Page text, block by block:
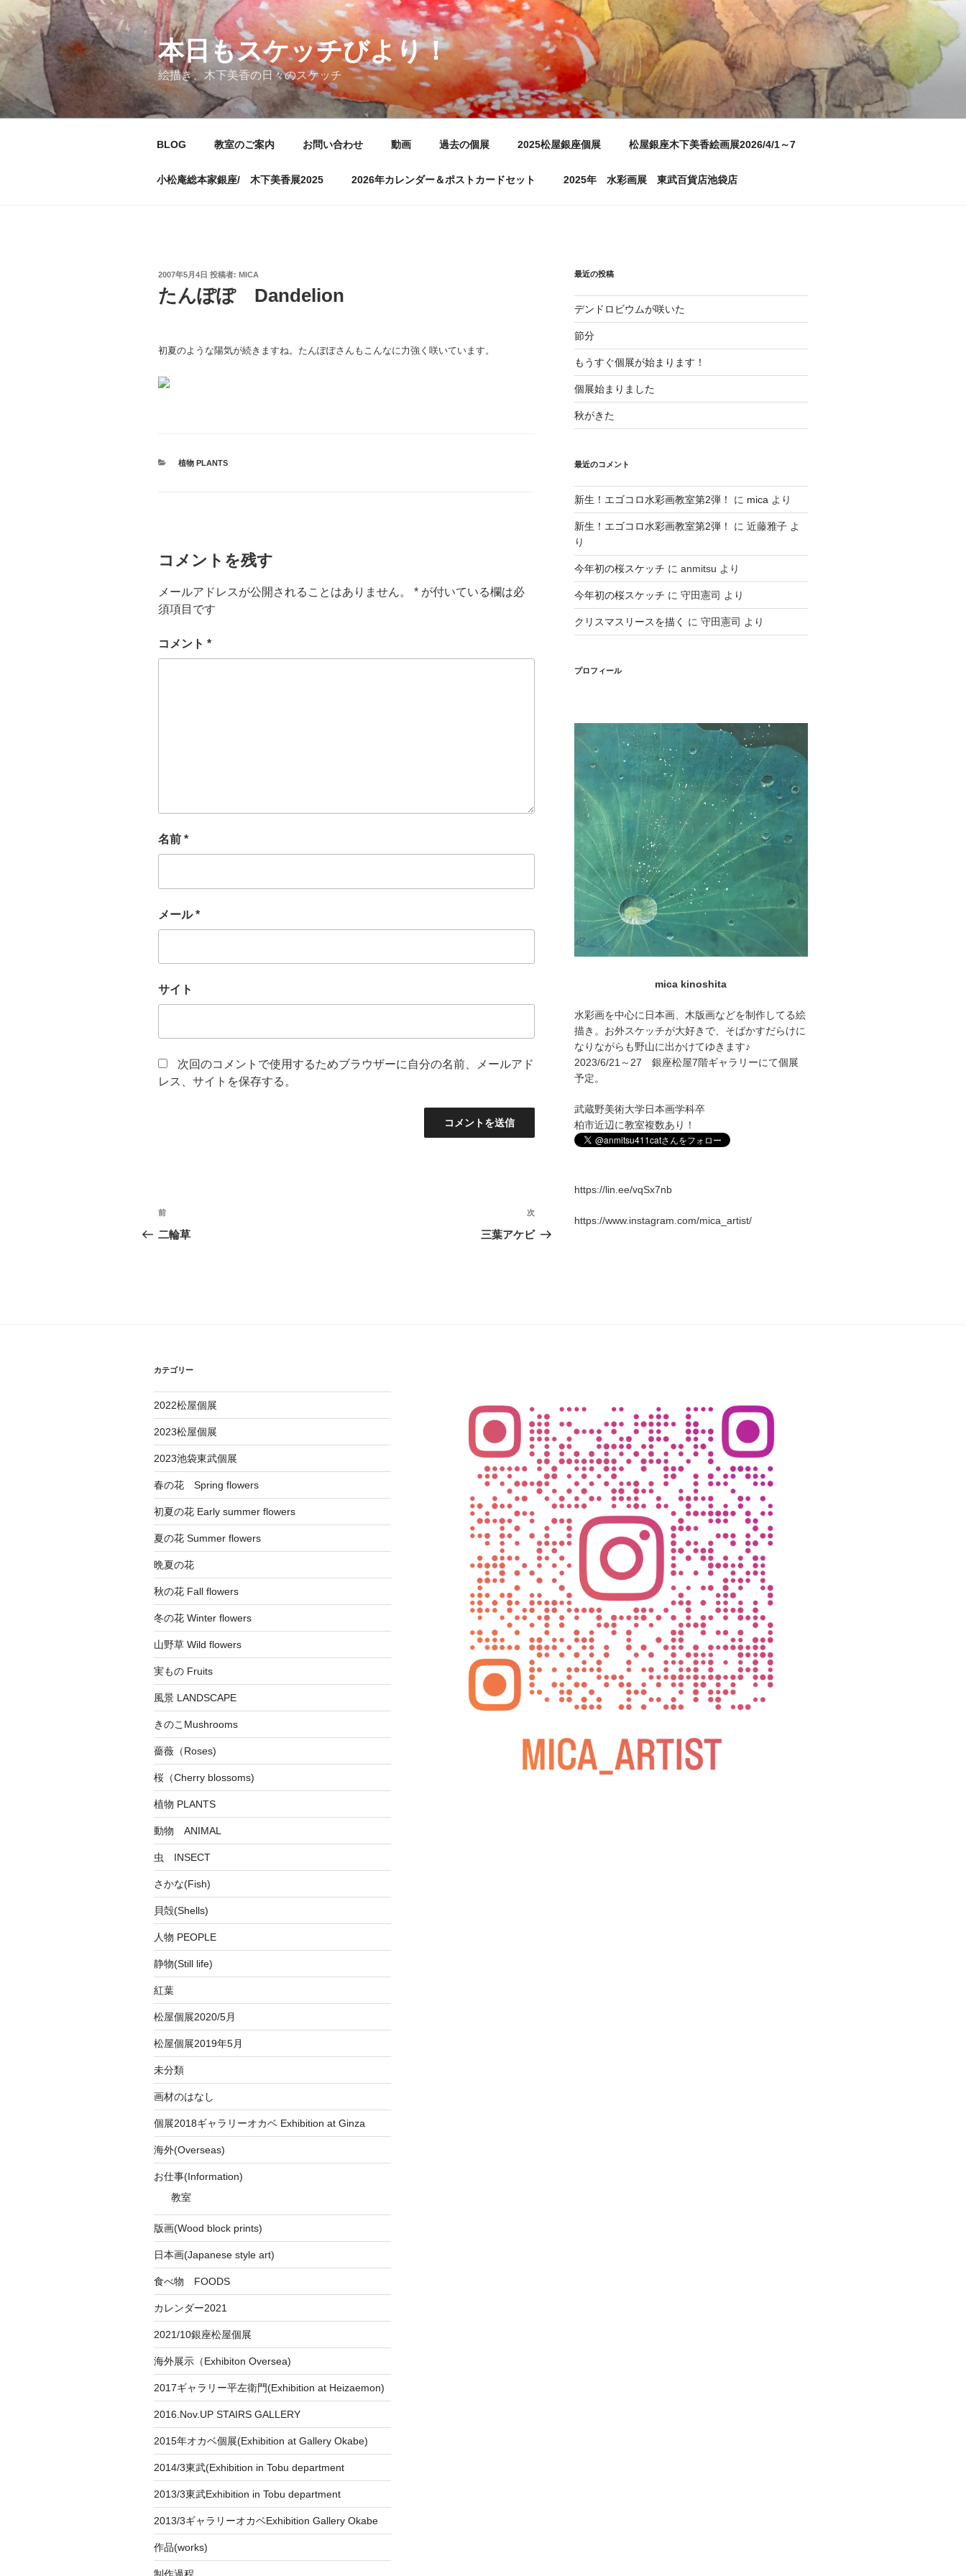
ン
テ
ン
ツ
へ
本日もスケッチびより！
絵描き、木下美香の日々のスケッチ
BLOG 教室のご案内 お問い合わせ 動画 過去の個展 2025松屋銀座個展 松屋銀座木下美香絵画展2026/4/1～7
小松庵総本家銀座/ 木下美香展2025 2026年カレンダー＆ポストカードセット 2025年 水彩画展 東武百貨店池袋店
投
稿
日:
2007年5月4日 投稿者: MICA
たんぽぽ Dandelion
初夏のような陽気が続きますね。たんぽぽさんもこんなに力強く咲いています。
カ
植物 PLANTS
コメントを残す
メールアドレスが公開されることはありません。 * が付いている欄は必
須項目です
コメント *
名前 *
メール*
サイト
次回のコメントで使用するためブラウザーに自分の名前、メールアド
レス、サイトを保存する。
投
稿
シ
ョ
ン
過
去
前
二輪草
次
の
次
三葉アケビ
最近の投稿
デンドロビウムが咲いた
節分
もうすぐ個展が始まります！
個展始まりました
秋がきた
最近のコメント
新生！エゴコロ水彩画教室第2弾！ に mica より
新生！エゴコロ水彩画教室第2弾！ に 近藤雅子よ
り
今年初の桜スケッチ に anmitsu より
今年初の桜スケッチ に 守田憲司 より
クリスマスリースを描く に 守田憲司 より
プロフィール
mica kinoshita
水彩画を中心に日本画、木版画などを制作してる絵
描き。お外スケッチが大好きで、そばかすだらけに
なりながらも野山に出かけてゆきます♪
2023/6/21～27 銀座松屋7階ギャラリーにて個展
予定。
武蔵野美術大学日本画学科卒
柏市近辺に教室複数あり！
https://lin.ee/vqSx7nb
https://www.instagram.com/mica_artist/
カテゴリー
2022松屋個展
2023松屋個展
2023池袋東武個展
春の花 Spring flowers
初夏の花 Early summer flowers
夏の花 Summer flowers
晩夏の花
秋の花 Fall flowers
冬の花 Winter flowers
山野草 Wild flowers
実もの Fruits
風景 LANDSCAPE
きのこMushrooms
薔薇（Roses)
桜（Cherry blossoms)
植物 PLANTS
動物 ANIMAL
虫 INSECT
さかな(Fish)
貝殻(Shells)
人物 PEOPLE
静物(Still life)
紅葉
松屋個展2020/5月
松屋個展2019年5月
未分類
画材のはなし
個展2018ギャラリーオカベ Exhibition at Ginza
海外(Overseas)
お仕事(Information)
教室
版画(Wood block prints)
日本画(Japanese style art)
食べ物 FOODS
カレンダー2021
2021/10銀座松屋個展
海外展示（Exhibiton Oversea)
2017ギャラリー平左衛門(Exhibition at Heizaemon)
2016.Nov.UP STAIRS GALLERY
2015年オカベ個展(Exhibition at Gallery Okabe)
2014/3東武(Exhibition in Tobu department
2013/3東武Exhibition in Tobu department
2013/3ギャラリーオカベExhibition Gallery Okabe
作品(works)